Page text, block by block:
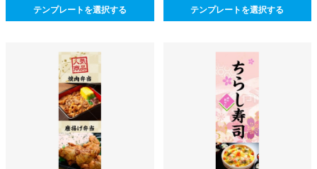
テンプレートを選択する テンプレートを選択する